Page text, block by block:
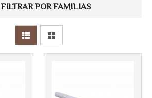
FILTRAR POR FAMILIAS